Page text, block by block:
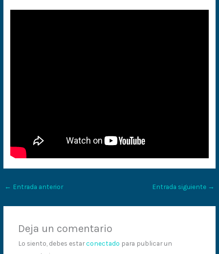
← Entrada anterior Entrada siguiente →
Deja un comentario
Lo siento, debes estarconectado para publicar un